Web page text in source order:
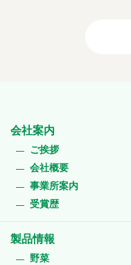
会社案内
ご挨拶
会社概要
事業所案内
受賞歴
製品情報
野菜